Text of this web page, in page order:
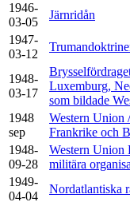
1946-
03-05
Järnridån
1947-
03-12
1948-
03-17
Luxemburg,
som bildade
1948
sep
Western Union
Frankrike och
1948-
09-28
Western Union
militära
1949-
04-04
Nordatlantiska